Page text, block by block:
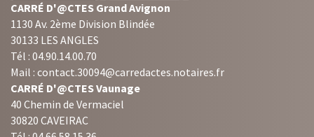
CARRÉ D'@CTES Grand Avignon
1130 Av. 2ème Division Blindée
30133 LES ANGLES
Tél : 04.90.14.00.70
Mail : contact.30094@carredactes.notaires.fr
CARRÉ D'@CTES Vaunage
40 Chemin de Vermaciel
30820 CAVEIRAC